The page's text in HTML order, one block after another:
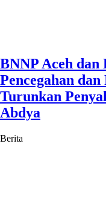
BNNP Aceh
Pencegahan
Turunkan
Abdya
Berita